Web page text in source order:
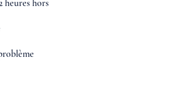
heures hors